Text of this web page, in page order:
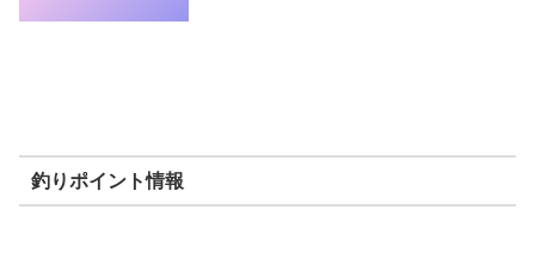
釣りポイント情報